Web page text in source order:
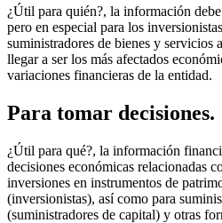
¿Útil para quién?, la información
pero en especial para los
suministradores de bienes y servicios
llegar a ser los más afectados
variaciones financieras de la entidad.
Para tomar decisiones.
¿Útil para qué?, la información
decisiones económicas relacionadas
inversiones en instrumentos de
(inversionistas), así como para
(suministradores de capital) y otras